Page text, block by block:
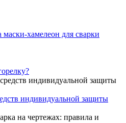
хамелеон для сварки
индивидуальной защиты